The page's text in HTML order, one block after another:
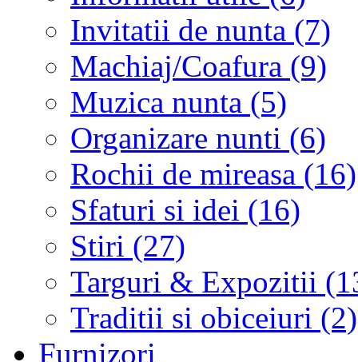
Invitatii de nunta (7)
Machiaj/Coafura (9)
Muzica nunta (5)
Organizare nunti (6)
Rochii de mireasa (16)
Sfaturi si idei (16)
Stiri (27)
Targuri & Expozitii
Traditii si obiceiuri (2)
Furnizori